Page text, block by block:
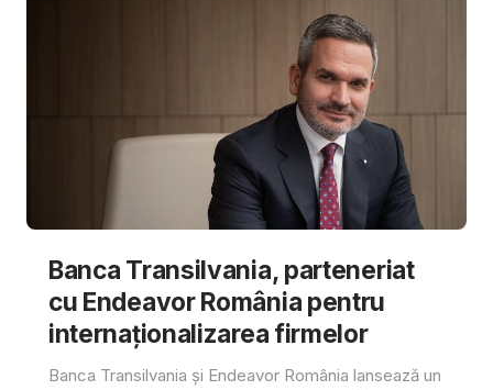
Banca Transilvania, parteneriat
cu Endeavor România pentru
internaționalizarea firmelor
Banca Transilvania și Endeavor România lansează un